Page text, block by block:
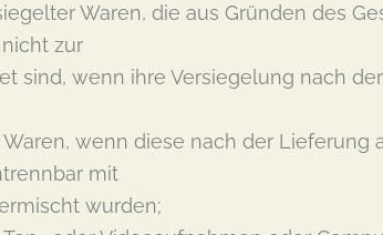
Waren, die aus Gründen des
zur
sind, wenn ihre Versiegelung nach
wenn diese nach der Lieferung
mit
wurden;